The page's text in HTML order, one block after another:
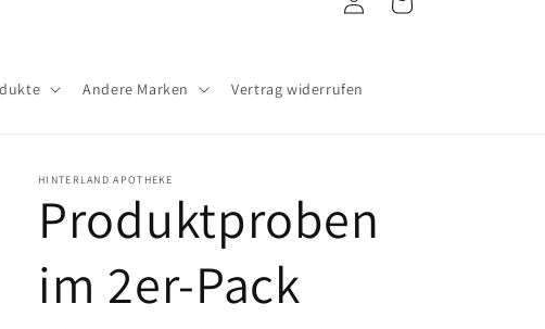
Andere Marken Vertrag widerrufen
HINTERLAND APOTHEKE
Produktproben
im 2er-Pack